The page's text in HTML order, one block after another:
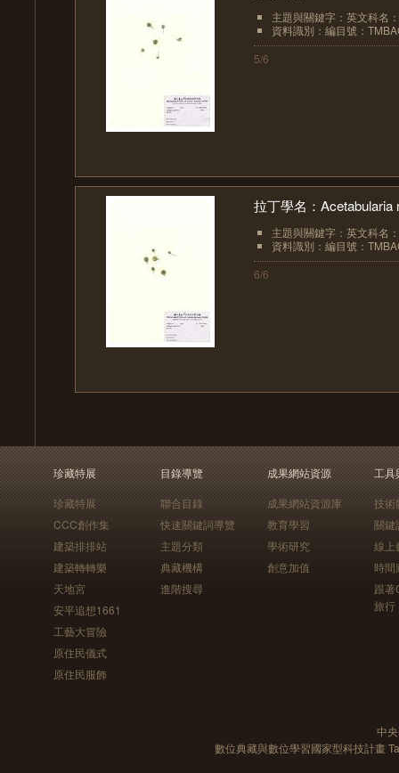
主題與關鍵字：英文科名
資料識別：編目號：
5/6
拉丁學名：Acetabularia
主題與關鍵字：英文科名
資料識別：編目號：
6/6
珍藏特展
珍藏特展
CCC創作集
建築排排站
建築轉轉樂
天地宮
安平追想1661
工藝大冒險
原住民儀式
原住民服飾
目錄導覽
聯合目錄
快速關鍵詞導覽
主題分類
典藏機構
進階搜尋
成果網站資源
成果網站資源庫
教育學習
學術研究
創意加值
工具
技術
關鍵
線上
時間
跟
旅行
中
數位典藏與數位學習國家型科技計畫